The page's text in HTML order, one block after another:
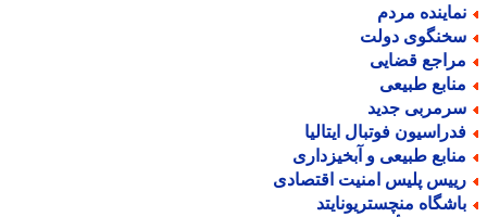
مردم
دولت
قضایی
طبیعی
جدید
فوتبال ایتالیا
طبیعی و آبخیزداری
پلیس امنیت اقتصادی
منچستریونایتد